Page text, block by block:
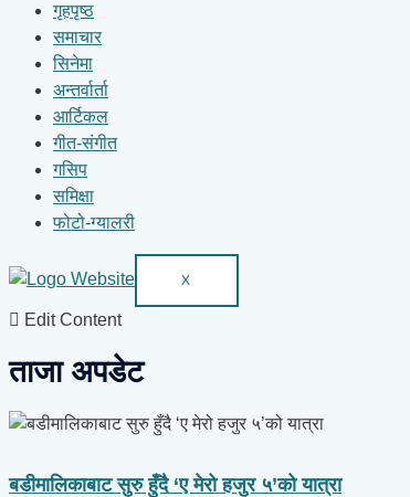
गृहपृष्ठ
समाचार
सिनेमा
अन्तर्वार्ता
आर्टिकल
गीत-संगीत
गसिप
समिक्षा
फोटो-ग्यालरी
X
Edit Content
ताजा अपडेट
बडीमालिकाबाट सुरु हुँदै ‘ए मेरो हजुर ५’को यात्रा